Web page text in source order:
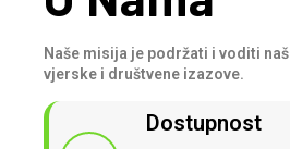
Naše misija je podržati i voditi
vjerske i društvene izazove.
Dostupnost